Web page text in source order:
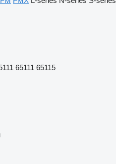
65111 65115